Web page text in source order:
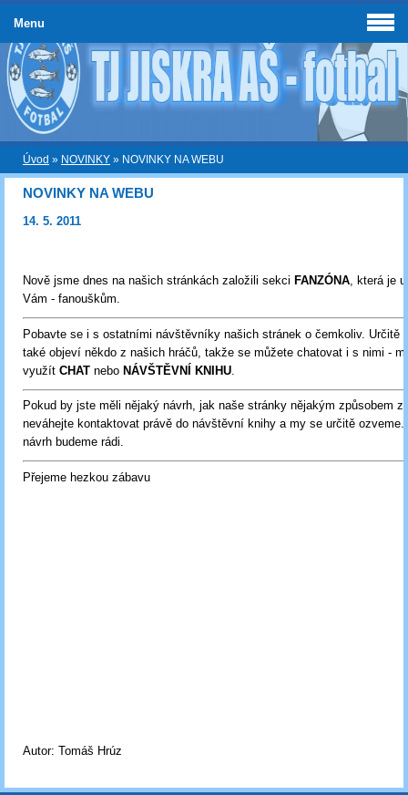
Úvod » NOVINKY » NOVINKY NA WEBU
NOVINKY NA WEBU
14. 5. 2011
Nově jsme dnes na našich stránkách založili sekci FANZÓNA, která je
Vám - fanouškům.
Pobavte se i s ostatními návštěvníky našich stránek o čemkoliv. Určitě
také objeví někdo z našich hráčů, takže se můžete chatovat i s nimi -
využít CHAT nebo NÁVŠTĚVNÍ KNIHU
Pokud by jste měli nějaký návrh, jak naše stránky nějakým způsobem
neváhejte kontaktovat právě do návštěvní knihy a my se určitě ozveme.
návrh budeme rádi.
Přejeme hezkou zábavu
Autor: Tomáš Hrúz
Menu